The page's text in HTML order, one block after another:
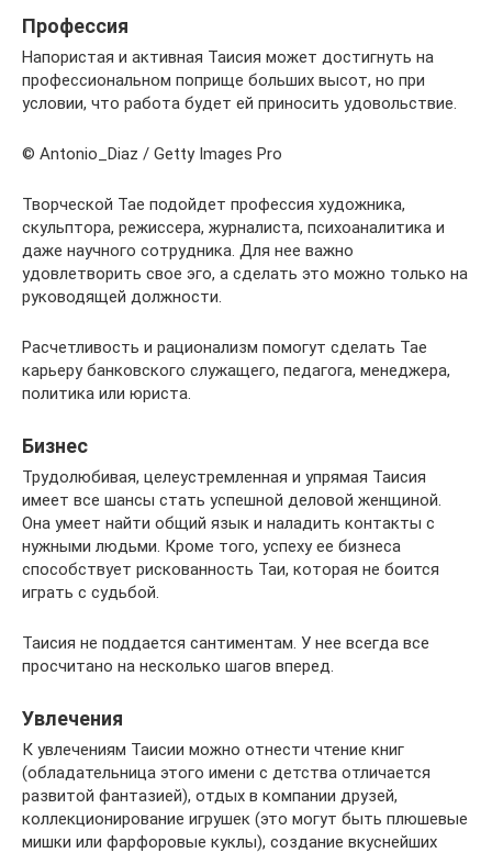
Профессия
Напористая и активная Таисия может достигнуть на
профессиональном поприще больших высот, но при
условии, что работа будет ей приносить удовольствие.
© Antonio_Diaz / Getty Images Pro
Творческой Тае подойдет профессия художника,
скульптора, режиссера, журналиста, психоаналитика и
даже научного сотрудника. Для нее важно
удовлетворить свое эго, а сделать это можно только на
руководящей должности.
Расчетливость и рационализм помогут сделать Тае
карьеру банковского служащего, педагога, менеджера,
политика или юриста.
Бизнес
Трудолюбивая, целеустремленная и упрямая Таисия
имеет все шансы стать успешной деловой женщиной.
Она умеет найти общий язык и наладить контакты с
нужными людьми. Кроме того, успеху ее бизнеса
способствует рискованность Таи, которая не боится
играть с судьбой.
Таисия не поддается сантиментам. У нее всегда все
просчитано на несколько шагов вперед.
Увлечения
К увлечениям Таисии можно отнести чтение книг
(обладательница этого имени с детства отличается
развитой фантазией), отдых в компании друзей,
коллекционирование игрушек (это могут быть плюшевые
мишки или фарфоровые куклы), создание вкуснейших